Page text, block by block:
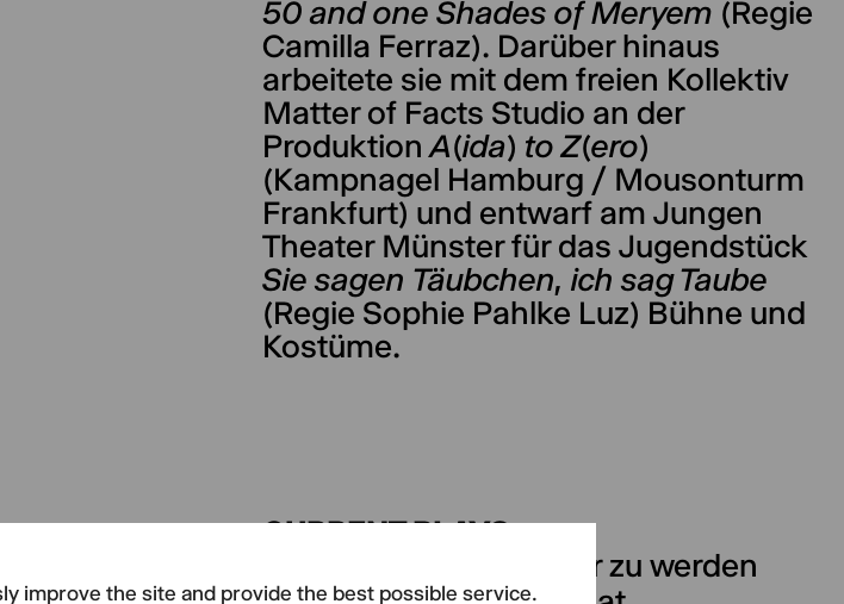
improve the site and provide the best possible service.
50 and one Shades of Meryem (Regie
Camilla Ferraz). Darüber hinaus
arbeitete sie mit dem freien Kollektiv
Matter of Facts Studio an der
ProduktionA(ida) to Z(ero)
(Kampnagel Hamburg / Mousonturm
Frankfurt) und entwarf am Jungen
Theater Münster für das Jugendstück
Sie sagen Täubchen, ich sag Taube
(Regie Sophie Pahlke Luz) Bühne und
Kostüme.
CURRENT PLAYS
Anleitung ein anderer zu werden